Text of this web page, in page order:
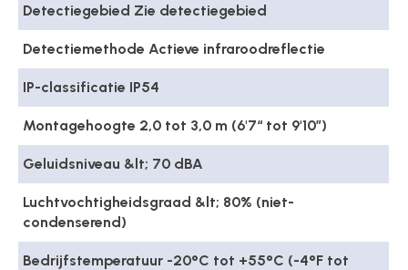
Detectiegebied Zie detectiegebied
Detectiemethode Actieve infraroodreflectie
IP-classificatie IP54
Montagehoogte 2,0 tot 3,0 m (6'7“ tot 9'10”)
Geluidsniveau &lt; 70 dBA
Luchtvochtigheidsgraad &lt; 80% (niet-
condenserend)
Bedrijfstemperatuur -20°C tot +55°C (-4°F tot